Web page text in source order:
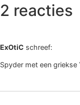
2 reacties
ExOtiC schreef:
Spyder met een griekse